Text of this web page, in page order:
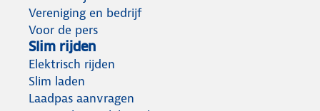
Vereniging en bedrijf
Voor de pers
Slim rijden
Elektrisch rijden
Slim laden
Laadpas aanvragen